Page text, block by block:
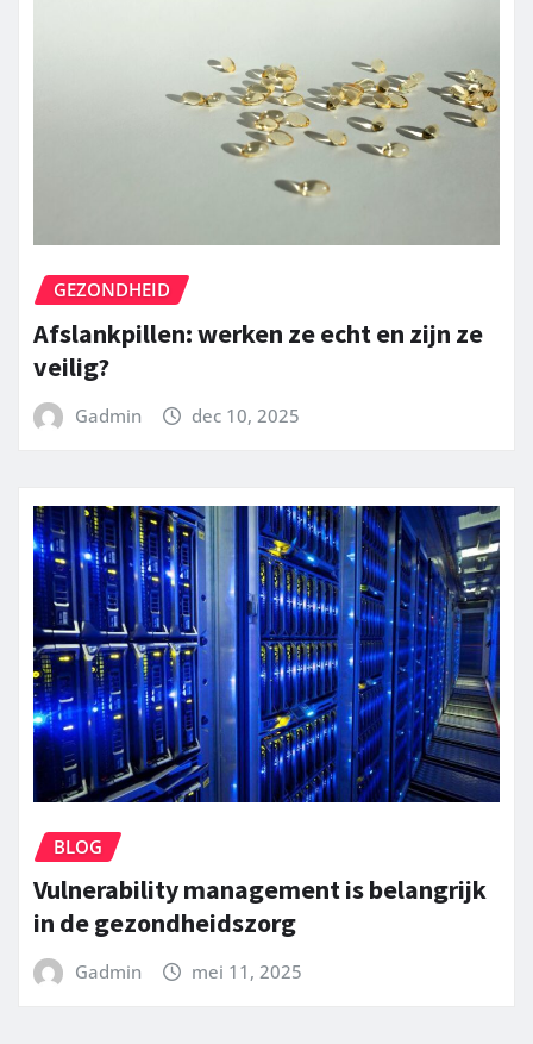
GEZONDHEID
Afslankpillen: werken ze echt en zijn ze
veilig?
Gadmin dec 10, 2025
BLOG
Vulnerability management is belangrijk
in de gezondheidszorg
Gadmin mei 11, 2025